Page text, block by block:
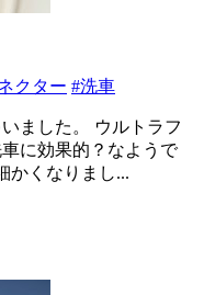
クター #洗車
ました。 ウルトラフ
に効果的？なようで
かくなりまし...